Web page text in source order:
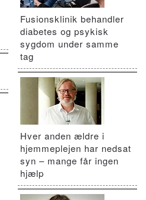
Fusionsklinik behandler
diabetes og psykisk
sygdom under samme
tag
Hver anden ældre i
hjemmeplejen har nedsat
syn – mange får ingen
hjælp